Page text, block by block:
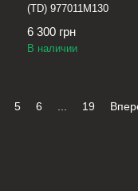
(TD) 977011M130
6 300 грн
В наличии
5 6 ... 19